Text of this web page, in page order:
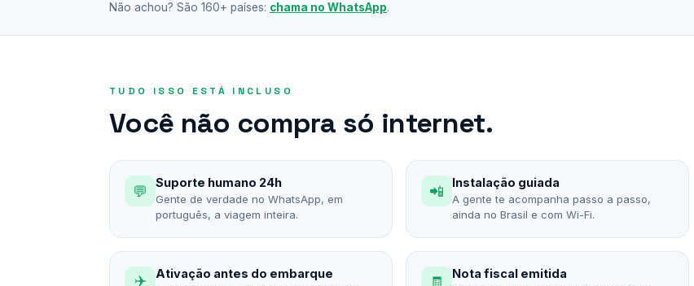
Não achou? São 160+ países: chama no WhatsApp.
TUDO ISSO ESTÁ INCLUSO
Você não compra só internet.
💬 Suporte humano 24h
Gente de verdade no WhatsApp, em
português, a viagem inteira.
📲 Instalação guiada
A gente te acompanha passo a passo,
ainda no Brasil e com Wi-Fi.
✈️ Ativação antes do embarque 🧾 Nota fiscal emitida